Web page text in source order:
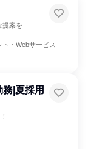
提案を
・Webサービス
|夏採用